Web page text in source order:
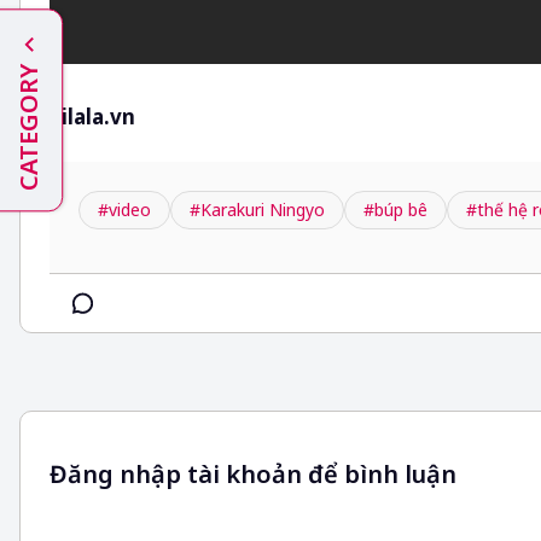
kilala.vn
#video #Karakuri Ningyo #búp bê #thế hệ
Đăng nhập tài khoản để bình luận
CATEGORY